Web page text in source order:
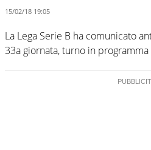
15/02/18 19:05
La Lega Serie B ha comunicato
33a giornata, turno in